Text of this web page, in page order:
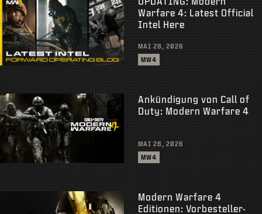
Warfare 4: Latest Official
Intel Here
MAI 28, 2026
MW4
Ankündigung von Call of
Duty: Modern Warfare 4
MAI 28, 2026
MW4
Modern Warfare 4
Editionen: Vorbesteller-